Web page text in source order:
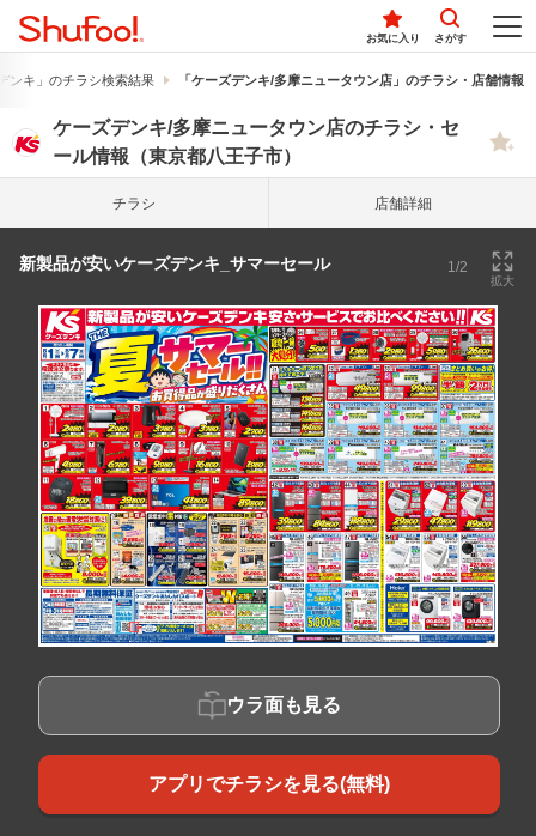
お気に入り さがす
ンキ」のチラシ検索結果 「ケーズデンキ/多摩ニュータウン店」のチラシ・店舗情報
ケーズデンキ/多摩ニュータウン店のチラシ・セ
ール情報（東京都八王子市）
チラシ 店舗詳細
新製品が安いケーズデンキ_サマーセール 1/2
拡大
ウラ面も見る
アプリでチラシを見る(無料)